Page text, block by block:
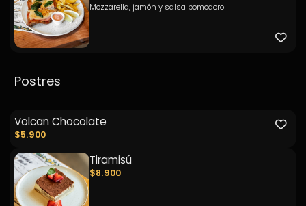
Mozzarella, jamón y salsa pomodoro
Postres
Volcan Chocolate
$5.900
Tiramisú
$8.900